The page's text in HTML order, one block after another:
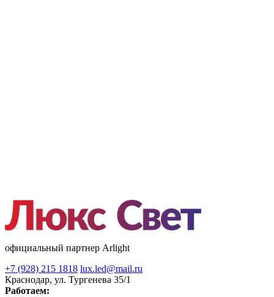
официальный партнер Arlight
+7 (928) 215 1818 lux.led@mail.ru
Краснодар, ул. Тургенева 35/1
Работаем: